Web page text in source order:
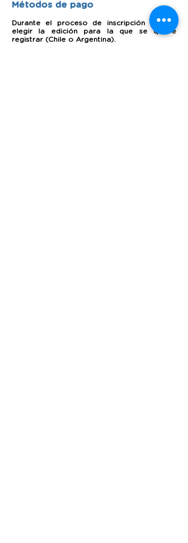
Métodos de pago
Durante el proceso de inscripción deberá
elegir la edición para la que se quiere
registrar (Chile o Argentina).